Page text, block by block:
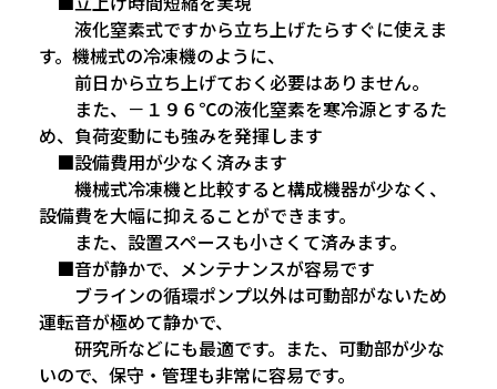
液化窒素式ですから立ち上げたらすぐに使えま
す。機械式の冷凍機のように、
前日から立ち上げておく必要はありません。
また、－１９６℃の液化窒素を寒冷源とするた
め、負荷変動にも強みを発揮します
■設備費用が少なく済みます
機械式冷凍機と比較すると構成機器が少なく、
設備費を大幅に抑えることができます。
また、設置スペースも小さくて済みます。
■音が静かで、メンテナンスが容易です
ブラインの循環ポンプ以外は可動部がないため
運転音が極めて静かで、
研究所などにも最適です。また、可動部が少な
いので、保守・管理も非常に容易です。